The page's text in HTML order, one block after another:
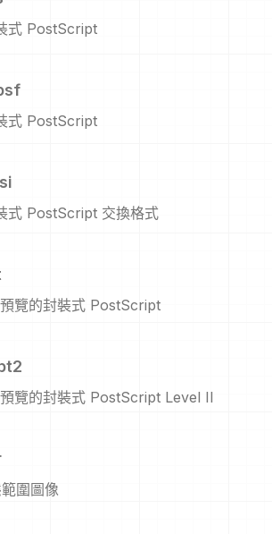
式 PostScript
式 PostScript
式 PostScript 交換格式
覽的封裝式 PostScript
覽的封裝式 PostScript Level II
圍圖像